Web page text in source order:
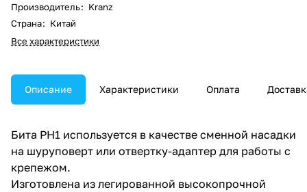
Производитель: Kranz
Страна: Китай
Все характеристики
Описание Характеристики Оплата
Бита PH1 используется в качестве сменной насадки
на шуруповерт или отвертку-адаптер для работы с
крепежом.
Изготовлена из легированной высокопрочной